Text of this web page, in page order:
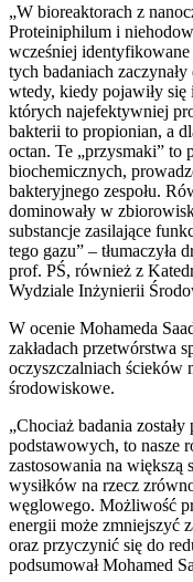
„W bioreaktorach z
Proteiniphilum i
wcześniej
tych badaniach
wtedy, kiedy pojawiły się
których najefektywniej
bakterii to propionian, a
octan. Te „przysmaki” to
biochemicznych,
bakteryjnego zespołu.
dominowały w
substancje zasilające
tego gazu” – tłumaczyła
prof. PŚ, również z
Wydziale Inżynierii
W ocenie Mohameda
zakładach przetwórstwa
oczyszczalniach ścieków
środowiskowe.
„Chociaż badania
podstawowych, to nasze
zastosowania na większą
wysiłków na rzecz
węglowego. Możliwość
energii może zmniejszyć
oraz przyczynić się do
podsumował Mohamed